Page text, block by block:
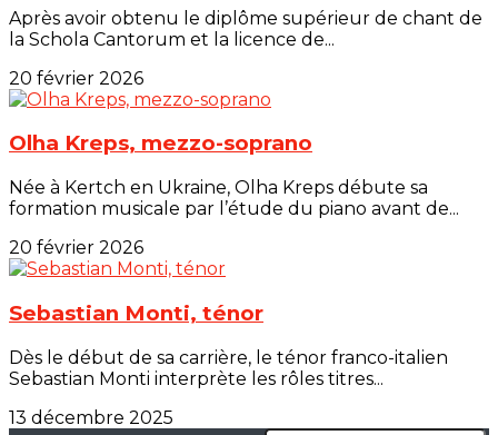
Après avoir obtenu le diplôme supérieur de chant de
la Schola Cantorum et la licence de...
20 février 2026
Olha Kreps, mezzo-soprano
Née à Kertch en Ukraine, Olha Kreps débute sa
formation musicale par l’étude du piano avant de...
20 février 2026
Sebastian Monti, ténor
Dès le début de sa carrière, le ténor franco-italien
Sebastian Monti interprète les rôles titres...
13 décembre 2025